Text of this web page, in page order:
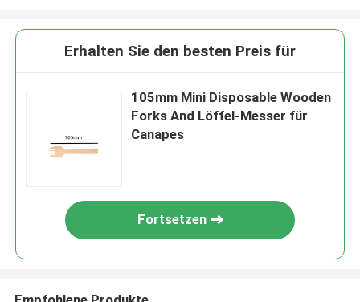
Erhalten Sie den besten Preis für
105mm Mini Disposable Wooden
Forks And Löffel-Messer für
Canapes
Fortsetzen